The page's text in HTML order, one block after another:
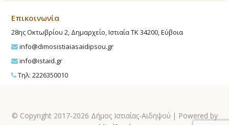
Επικοινωνία
28ης Οκτωβρίου 2, Δημαρχείο, Ιστιαία ΤΚ 34200, Εύβοια
info@dimosistiaiasaidipsou.gr
info@istaid.gr
Τηλ: 2226350010
© Copyright 2017-2026 Δήμος Ιστιαίας-Αιδηψού | Powered by